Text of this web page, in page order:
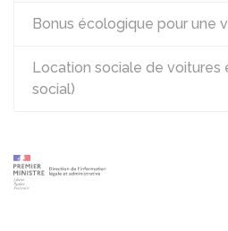
Bonus écologique pour une
Location sociale de voitures
social)